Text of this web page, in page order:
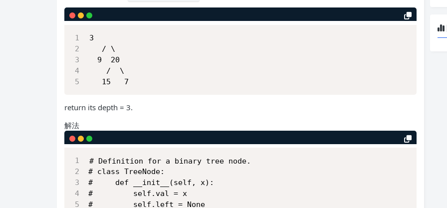
3
   / \
  9  20
    /  \
   15   7
return its depth = 3.
解法
# Definition for a binary tree node.
# class TreeNode:
#     def __init__(self, x):
#         self.val = x
#         self.left = None